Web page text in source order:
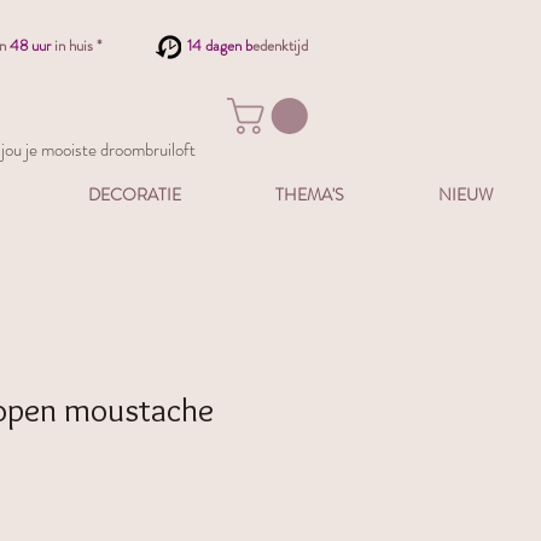
48 uur in huis * 14 dagen bedenktijd
je mooiste droombruiloft
DECORATIE THEMA'S NIEUW
moustache